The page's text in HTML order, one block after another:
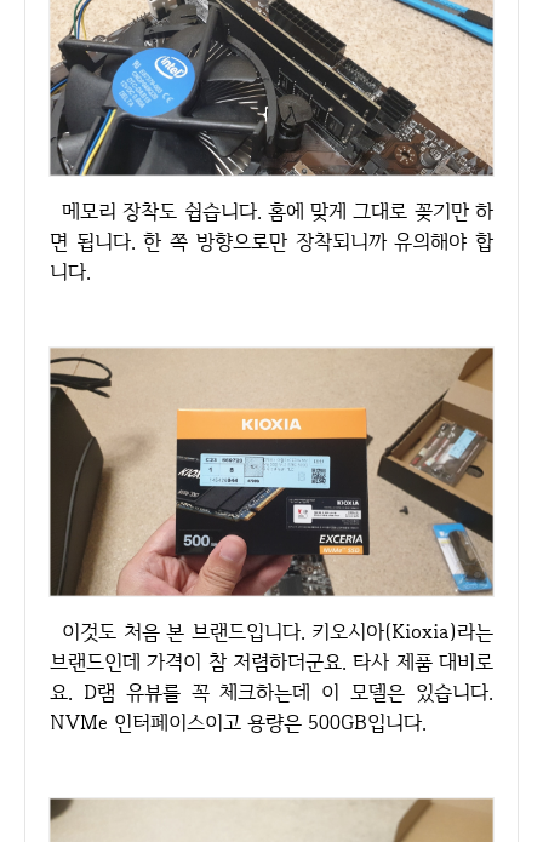
메모리 장착도 쉽습니다. 홈에 맞게 그대로 꽂기만 하
면 됩니다. 한 쪽 방향으로만 장착되니까 유의해야 합
니다.
이것도 처음 본 브랜드입니다. 키오시아(Kioxia)라는
브랜드인데 가격이 참 저렴하더군요. 타사 제품 대비로
요. D램 유뷰를 꼭 체크하는데 이 모델은 있습니다.
NVMe 인터페이스이고 용량은 500GB입니다.